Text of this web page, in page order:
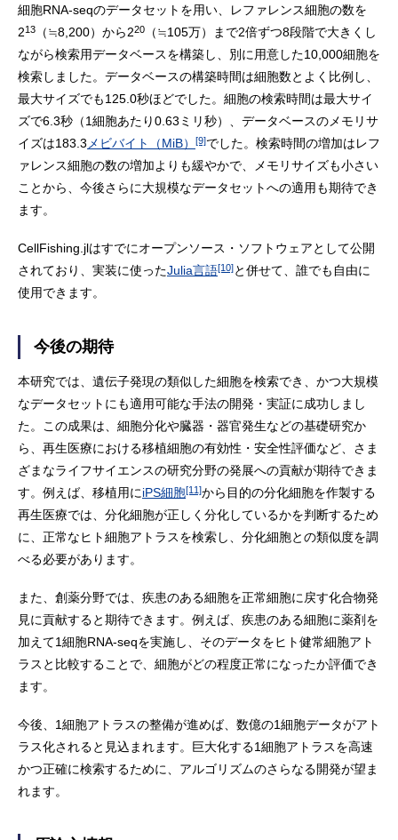
細胞RNA-seqのデータセットを用い、レファレンス細胞の数を
213 （≒8,200）から220
（≒105万）まで2倍ずつ8段階で大きくし
ながら検索用データベースを構築し、別に用意した10,000細胞を
検索しました。データベースの構築時間は細胞数とよく比例し、
最大サイズでも125.0秒ほどでした。細胞の検索時間は最大サイ
ズで6.3秒（1細胞あたり0.63ミリ秒）、データベースのメモリサ
イズは183.3 メビバイト（MiB） [9]でした。検索時間の増加はレフ
ァレンス細胞の数の増加よりも緩やかで、メモリサイズも小さい
ことから、今後さらに大規模なデータセットへの適用も期待でき
ます。
CellFishing.jlはすでにオープンソース・ソフトウェアとして公開
されており、実装に使ったJulia言語[10]と併せて、誰でも自由に
使用できます。
今後の期待
本研究では、遺伝子発現の類似した細胞を検索でき、かつ大規模
なデータセットにも適用可能な手法の開発・実証に成功しまし
た。この成果は、細胞分化や臓器・器官発生などの基礎研究か
ら、再生医療における移植細胞の有効性・安全性評価など、さま
ざまなライフサイエンスの研究分野の発展への貢献が期待できま
す。例えば、移植用にiPS細胞[11]から目的の分化細胞を作製する
再生医療では、分化細胞が正しく分化しているかを判断するため
に、正常なヒト細胞アトラスを検索し、分化細胞との類似度を調
べる必要があります。
また、創薬分野では、疾患のある細胞を正常細胞に戻す化合物発
見に貢献すると期待できます。例えば、疾患のある細胞に薬剤を
加えて1細胞RNA-seqを実施し、そのデータをヒト健常細胞アト
ラスと比較することで、細胞がどの程度正常になったか評価でき
ます。
今後、1細胞アトラスの整備が進めば、数億の1細胞データがアト
ラス化されると見込まれます。巨大化する1細胞アトラスを高速
かつ正確に検索するために、アルゴリズムのさらなる開発が望ま
れます。